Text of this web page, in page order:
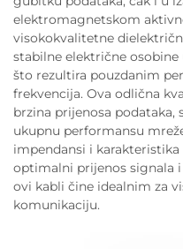
elektromagnetskom
visokokvalitetne
stabilne električne
što rezultira pouzdanim
frekvencija. Ova odlična
brzina prijenosa podataka,
ukupnu performansu
impendansi i
optimalni prijenos signala
ovi kabli čine idealnim za
komunikaciju.